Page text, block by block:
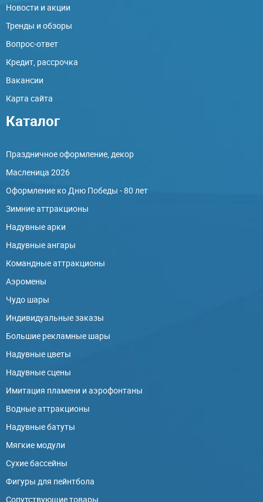
Новости и акции
Тренды и обзоры
Вопрос-ответ
Кредит, рассрочка
Вакансии
Карта сайта
Каталог
Праздничное оформление, декор
Масленица 2026
Оформление ко Дню Победы - 80 лет
Зимние аттракционы
Надувные арки
Надувные ангары
Командные аттракционы
Аэромены
Чудо шары
Индивидуальные заказы
Большие рекламные шары
Надувные цветы
Надувные сцены
Имитация пламени и аэрофонтаны
Водные аттракционы
Надувные батуты
Мягкие модули
Сухие бассейны
Фигуры для пейнтбола
Сопутствующие товары